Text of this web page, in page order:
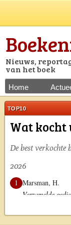
Nieuws,
van het boek
Home
TOP10
Wat kocht
De best verkochte
2026
1 Marsman, H.
Verzamelde
De meester en